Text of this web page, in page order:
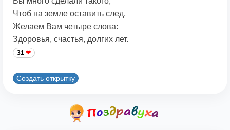
Чтоб на земле оставить след.
Желаем Вам четыре слова:
Здоровья, счастья, долгих лет.
31
Создать открытку